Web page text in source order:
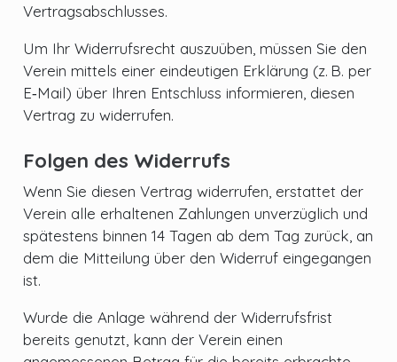
Vertragsabschlusses.
Um Ihr Widerrufsrecht auszuüben, müssen Sie den
Verein mittels einer eindeutigen Erklärung (z. B. per
E‑Mail) über Ihren Entschluss informieren, diesen
Vertrag zu widerrufen.
Folgen des Widerrufs
Wenn Sie diesen Vertrag widerrufen, erstattet der
Verein alle erhaltenen Zahlungen unverzüglich und
spätestens binnen 14 Tagen ab dem Tag zurück, an
dem die Mitteilung über den Widerruf eingegangen
ist.
Wurde die Anlage während der Widerrufsfrist
bereits genutzt, kann der Verein einen